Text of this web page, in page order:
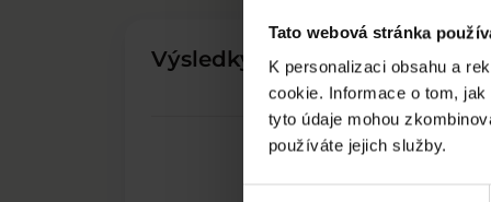
Tato webová stránka
K personalizaci obsahu a
cookie. Informace o tom,
tyto údaje mohou
používáte jejich služby.
Výsledky těžby